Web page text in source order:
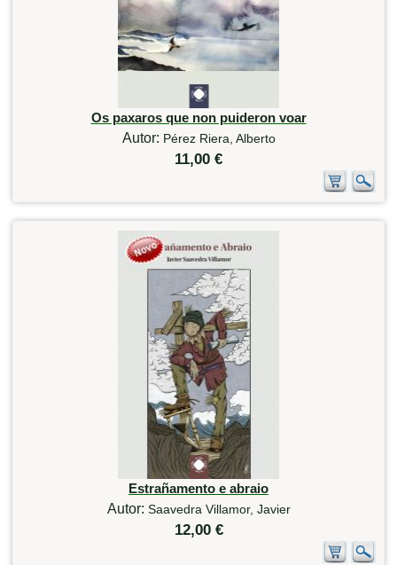
Os paxaros que non puideron voar
Autor: Pérez Riera, Alberto
11,00 €
Estrañamento e abraio
Autor: Saavedra Villamor, Javier
12,00 €